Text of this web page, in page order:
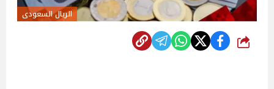
الريال السعودى
شارك